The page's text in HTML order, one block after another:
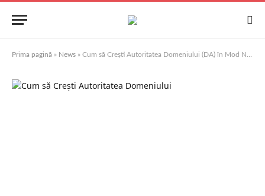
Prima pagină » News » Cum să Crești Autoritatea Domeniului (DA) în Mod Natural